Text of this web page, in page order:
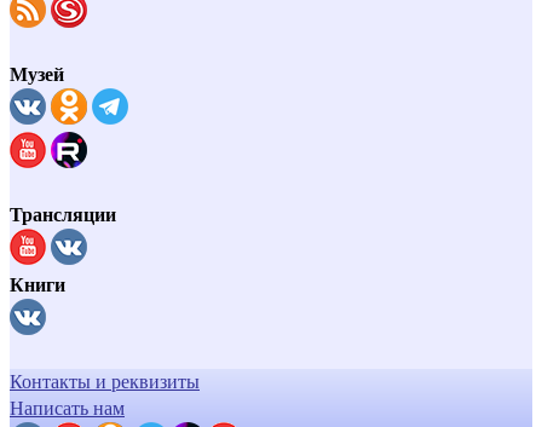
Музей
Трансляции
Книги
Контакты и реквизиты
Написать нам